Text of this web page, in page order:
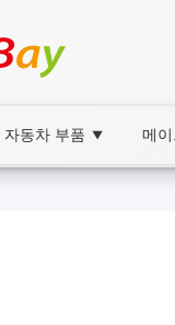
자동차 부품 ▼ 메